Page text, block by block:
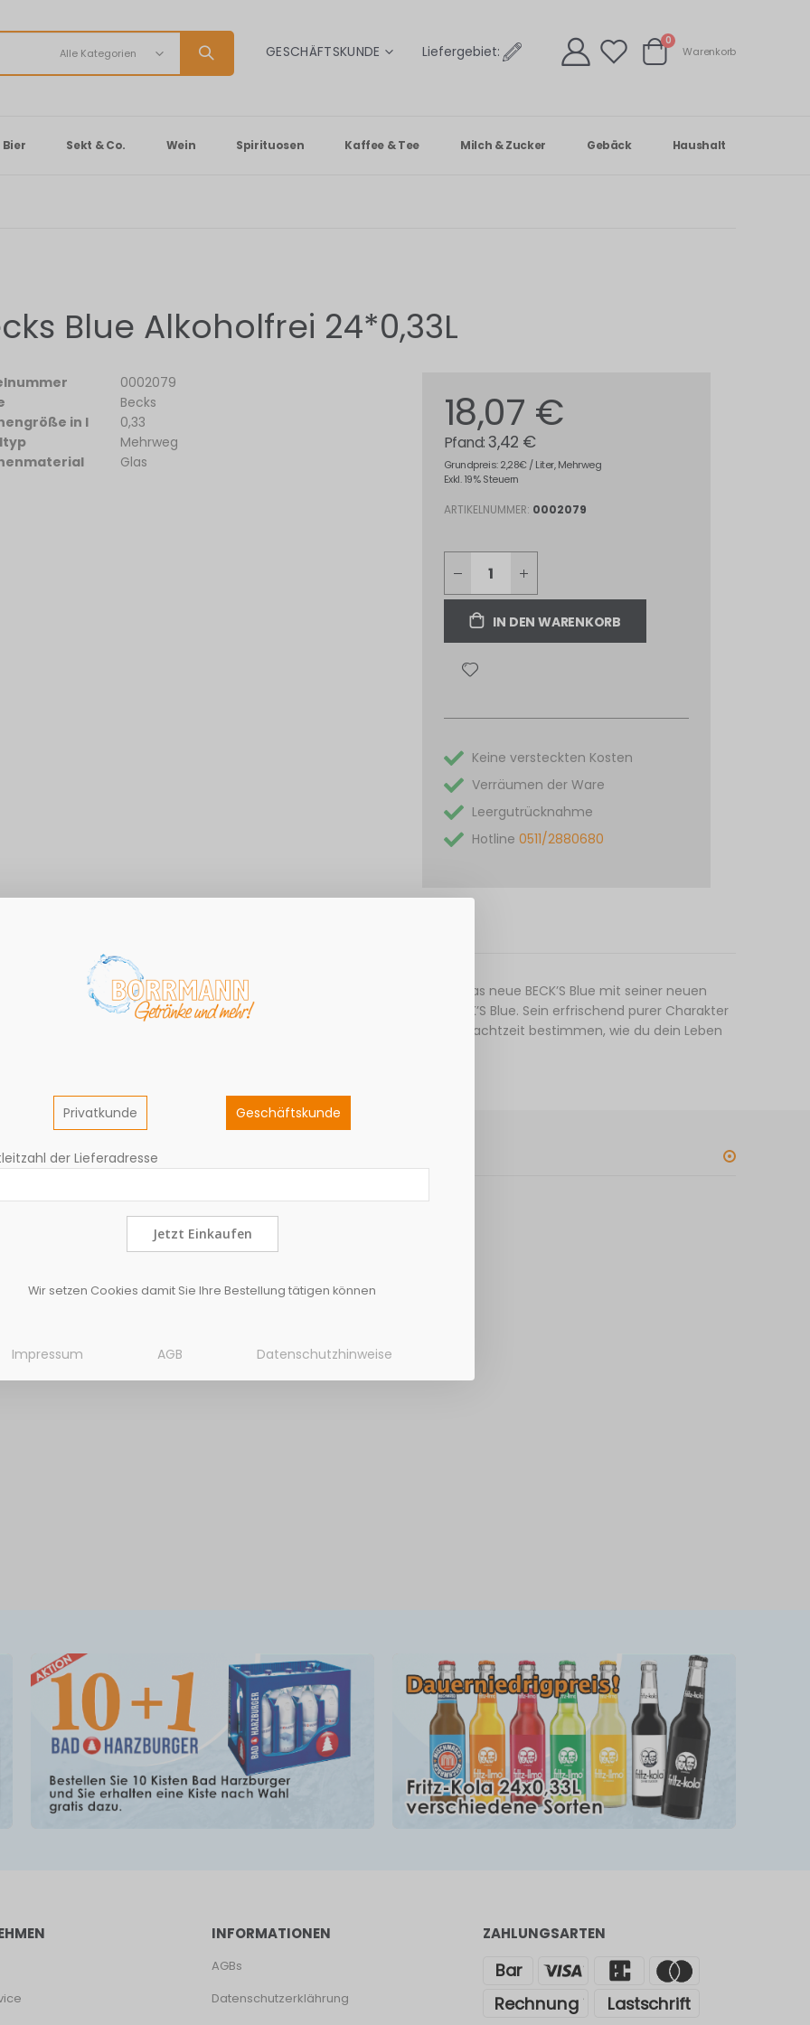
SPRACHE
GESCHÄFTSKUNDE Liefergebiet: Warenkorb
0Artikel
Warenkorb
Bier Sekt & Co. Wein Spirituosen Kaffee & Tee Milch & Zucker Gebäck Haushalt
Blue Alkoholfrei 24*0,33L
0002079
Becks
in l
0,33
Mehrweg
Glas
18,07 €
Grundpreis: 2,28€ / Liter, Mehrweg
3,42 €
Exkl. 19% Steuern
ARTIKELNUMMER 0002079
IN DEN WARENKORB
Keine versteckten Kosten
Verräumen der Ware
Leergutrücknahme
Hotline 0511/2880680
mit alkoholfreiem Genuss. Egal, wohin dich dein eigener Weg führt: Nimm das neue BECK’S Blue mit seiner neuen
die besten Momente entstehen aus klaren Gedanken. Genau wie BECK’S Blue. Sein erfrischend purer Charakter
nach dem deutschen Reinheitsgebot, lässt dich zu jeder Tages- und Nachtzeit bestimmen, wie du dein Leben
GEFALLEN KÖNNTEN!
INFORMATIONEN
AGBs
Datenschutzerklährung
ZAHLUNGSARTEN
Privatkunde Geschäftskunde
der Lieferadresse
Jetzt Einkaufen
Wir setzen Cookies damit Sie Ihre Bestellung tätigen können
Impressum AGB Datenschutzhinweise